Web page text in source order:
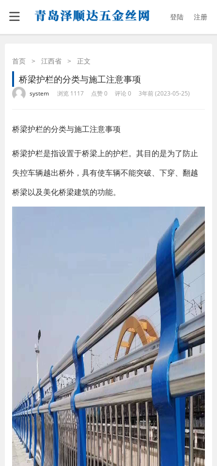
登陆 注册
首页 > 江西省 > 正文
桥梁护栏的分类与施工注意事项
system 浏览 1117 点赞 0 评论 0 3年前 (2023-05-25)
桥梁护栏的分类与施工注意事项
桥梁护栏是指设置于桥梁上的护栏。其目的是为了防止
失控车辆越出桥外，具有使车辆不能突破、下穿、翻越
桥梁以及美化桥梁建筑的功能。